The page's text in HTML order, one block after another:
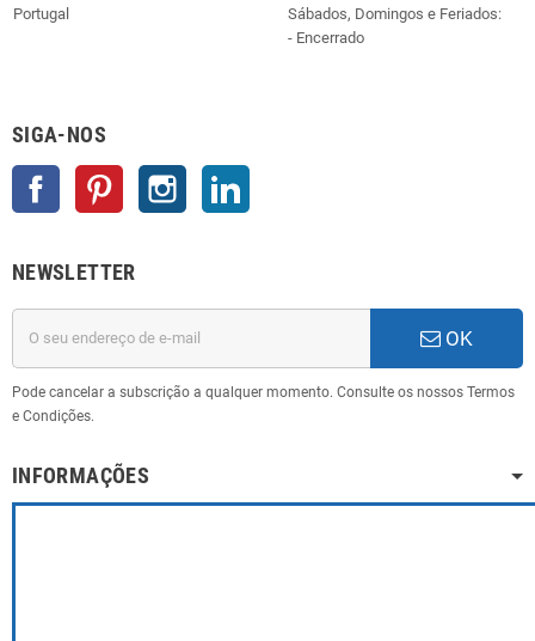
Portugal
Sábados, Domingos e Feriados:
- Encerrado
SIGA-NOS
Facebook Pinterest Instagram
NEWSLETTER
OK
Pode cancelar a subscrição a qualquer momento. Consulte os nossos Termos
e Condições.
INFORMAÇÕES